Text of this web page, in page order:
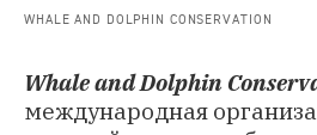
WHALE AND DOLPHIN CONSERVATION
Whale and Dolphin
международная